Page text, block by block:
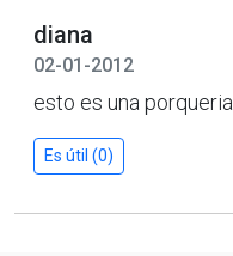
diana
02-01-2012
esto es una porqueria
Es útil (0)